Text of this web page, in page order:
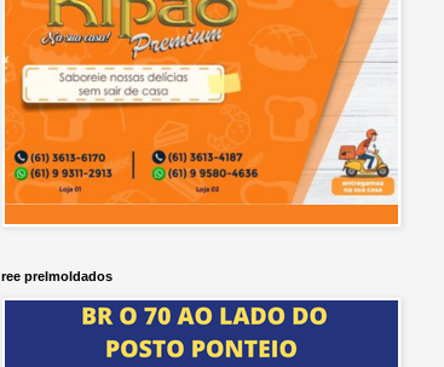
ree prelmoldados